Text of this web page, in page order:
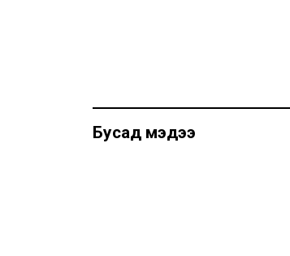
Бусад мэдээ